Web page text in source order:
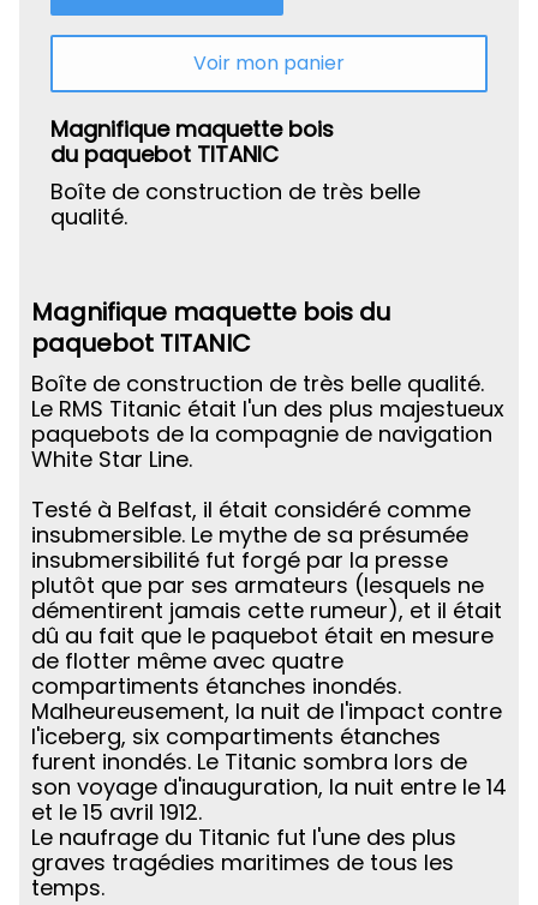
Voir mon panier
Magnifique maquette bois
du paquebot TITANIC
Boîte de construction de très belle
qualité.
Magnifique maquette bois du
paquebot TITANIC
Boîte de construction de très belle qualité.
Le RMS Titanic était l'un des plus majestueux
paquebots de la compagnie de navigation
White Star Line.
Testé à Belfast, il était considéré comme
insubmersible. Le mythe de sa présumée
insubmersibilité fut forgé par la presse
plutôt que par ses armateurs (lesquels ne
démentirent jamais cette rumeur), et il était
dû au fait que le paquebot était en mesure
de flotter même avec quatre
compartiments étanches inondés.
Malheureusement, la nuit de l'impact contre
l'iceberg, six compartiments étanches
furent inondés. Le Titanic sombra lors de
son voyage d'inauguration, la nuit entre le 14
et le 15 avril 1912.
Le naufrage du Titanic fut l'une des plus
graves tragédies maritimes de tous les
temps.